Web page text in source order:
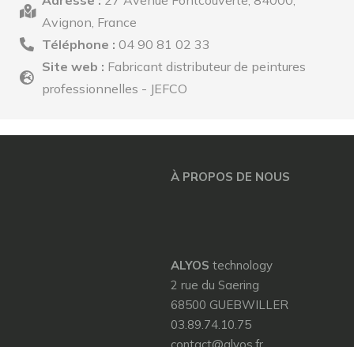
Avignon, France
Téléphone : 04 90 81 02 33
Site web : Fabricant distributeur de peintures
professionnelles - JEFCO
À PROPOS DE NOUS
ALYOS technology
2 rue du Saering
68500 GUEBWILLER
03.89.74.10.75